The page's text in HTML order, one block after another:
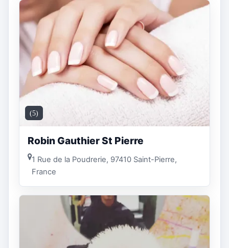
(5)
Robin Gauthier St Pierre
1 Rue de la Poudrerie, 97410 Saint-Pierre,
France